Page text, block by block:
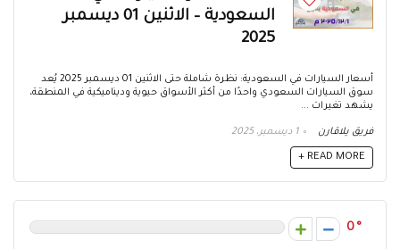
السعودية – الاثنين 01 ديسمبر
2025
أسعار السيارات في السعودية: نظرة شاملة حتى الاثنين 01 ديسمبر 2025 يُعد
سوق السيارات السعودي واحدًا من أكثر الأسواق حيوية وديناميكية في المنطقة،
يشهد تغيرات ...
فريق يلاقارن 1 ديسمبر، 2025
READ MORE +
0